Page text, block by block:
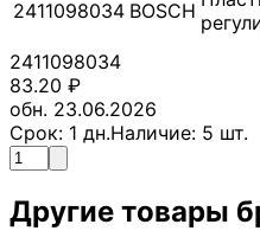
2411098034 BOSCH
2411098034
83.20 ₽
обн. 23.06.2026
Срок: 1 дн.Наличие: 5 шт.
Другие товары